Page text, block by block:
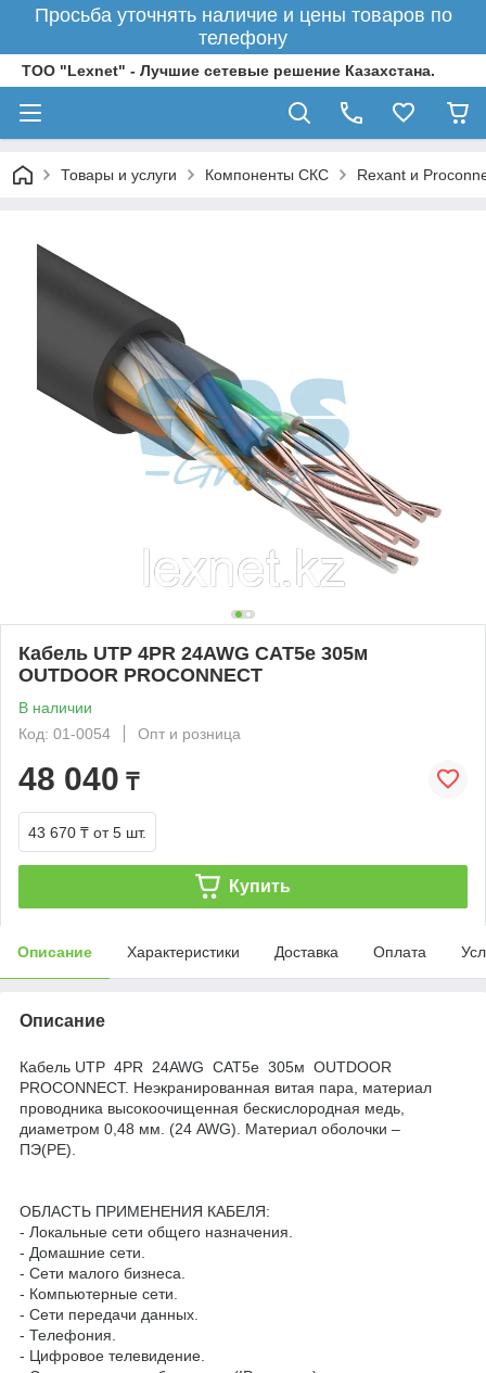
Просьба уточнять наличие и цены товаров по
телефону
ТОО "Lexnet" - Лучшие сетевые решение Казахстана.
Товары и услуги Компоненты СКС Rexant и
Кабель UTP 4PR 24AWG CAT5e 305м
OUTDOOR PROCONNECT
В наличии
Код: 01-0054
Опт и розница
48 040 ₸
43 670 ₸ от 5 шт.
Купить
Описание Характеристики Доставка Оплата
Описание
Кабель UTP 4PR 24AWG CAT5e 305м OUTDOOR
PROCONNECT. Неэкранированная витая пара, материал
проводника высокоочищенная бескислородная медь,
диаметром 0,48 мм. (24 AWG). Материал оболочки –
ПЭ(PE).
ОБЛАСТЬ ПРИМЕНЕНИЯ КАБЕЛЯ:
- Локальные сети общего назначения.
- Домашние сети.
- Сети малого бизнеса.
- Компьютерные сети.
- Сети передачи данных.
- Телефония.
- Цифровое телевидение.